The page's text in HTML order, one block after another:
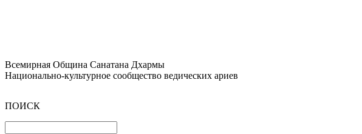
Всемирная Община Санатана Дхармы
Национально-культурное сообщество ведических ариев
ПОИСК